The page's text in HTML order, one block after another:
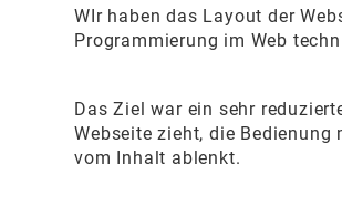
WIr haben das Layout der
Programmierung im Web
Das Ziel war ein sehr
Webseite zieht, die
vom Inhalt ablenkt.